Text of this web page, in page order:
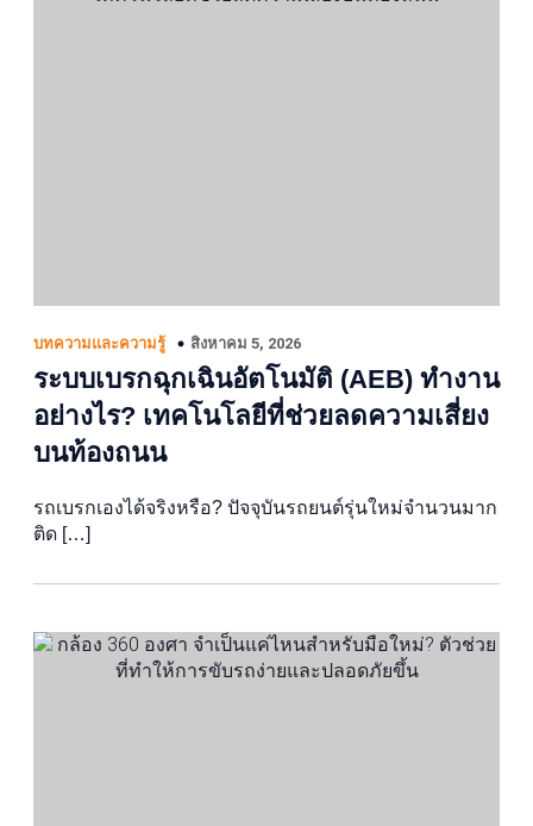
บทความและความรู้ สิงหาคม 5, 2026
ระบบเบรกฉุกเฉินอัตโนมัติ (AEB) ทำงาน
อย่างไร? เทคโนโลยีที่ช่วยลดความเสี่ยง
บนท้องถนน
รถเบรกเองได้จริงหรือ? ปัจจุบันรถยนต์รุ่นใหม่จำนวนมาก
ติด […]